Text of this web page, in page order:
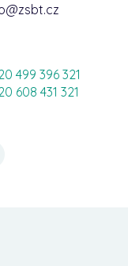
499 396 321
608 431 321